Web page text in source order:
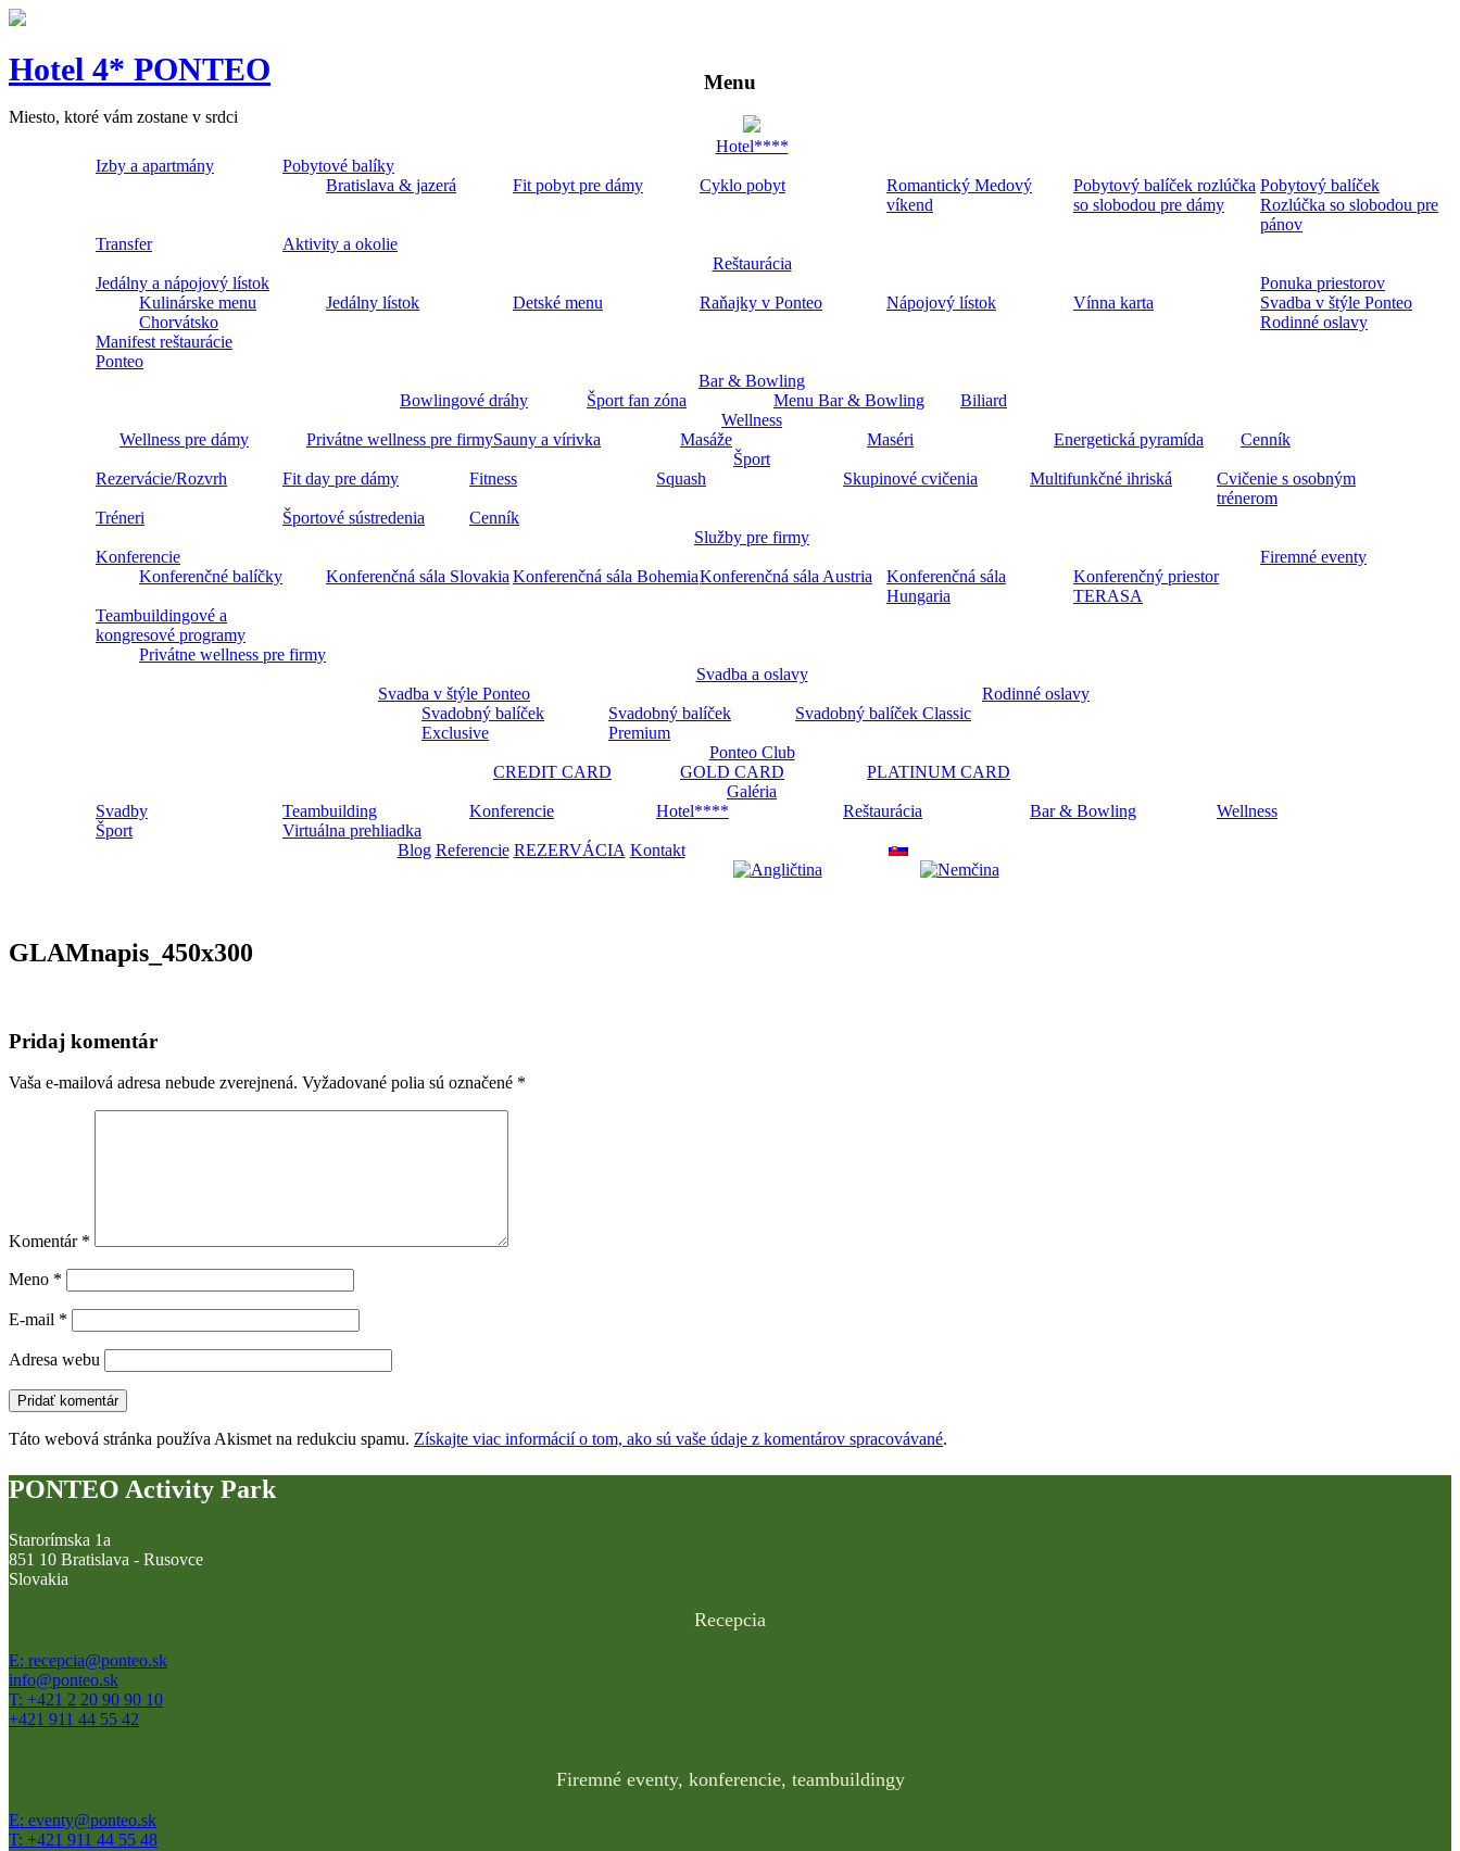
Hotel 4* PONTEO
Miesto, ktoré vám zostane v srdci
Menu
Hotel****
Izby a apartmány
Pobytové balíky
Bratislava & jazerá
Fit pobyt pre dámy Cyklo pobyt
Romantický Medový
víkend
Pobytový balíček rozlúčka
so slobodou pre dámy
Pobytový balíček
Rozlúčka so slobodou pre
pánov
Transfer
Aktivity a okolie
Reštaurácia
Jedálny a nápojový lístok
Kulinárske menu
Chorvátsko
Jedálny lístok Detské menu Raňajky v Ponteo Nápojový lístok Vínna karta
Ponuka priestorov
Svadba v štýle Ponteo
Rodinné oslavy
Manifest reštaurácie
Ponteo
Bar & Bowling
Bowlingové dráhy
Šport fan zóna Menu Bar & Bowling
Biliard
Wellness
Wellness pre dámy
Privátne wellness pre firmySauny a vírivka Masáže Maséri Energetická pyramída
Cenník
Šport
Rezervácie/Rozvrh
Fit day pre dámy Fitness Squash Skupinové cvičenia Multifunkčné ihriská
Cvičenie s osobným
trénerom
Tréneri
Športové sústredenia
Cenník
Služby pre firmy
Konferencie
Konferenčné balíčky
Konferenčná sála Slovakia Konferenčná sála BohemiaKonferenčná sála Austria
Konferenčná sála
Hungaria
Konferenčný priestor
TERASA
Firemné eventy
Teambuildingové a
kongresové programy
Privátne wellness pre firmy
Svadba a oslavy
Svadba v štýle Ponteo
Svadobný balíček
Exclusive
Svadobný balíček
Premium
Svadobný balíček Classic
Rodinné oslavy
Ponteo Club
CREDIT CARD
GOLD CARD
PLATINUM CARD
Galéria
Svadby
Teambuilding Konferencie Hotel**** Reštaurácia Bar & Bowling
Wellness
Šport
Virtuálna prehliadka
Blog Referencie REZERVÁCIA Kontakt
GLAMnapis_450x300
Pridaj komentár
Vaša e-mailová adresa nebude zverejnená. Vyžadované polia sú označené *
Komentár *
Meno *
E-mail *
Adresa webu
Táto webová stránka používa Akismet na redukciu spamu. Získajte viac informácií o tom, ako sú vaše údaje z komentárov spracovávané.
PONTEO Activity Park
Starorímska 1a
851 10 Bratislava - Rusovce
Slovakia
Recepcia
E: recepcia@ponteo.sk
info@ponteo.sk
T: +421 2 20 90 90 10
+421 911 44 55 42
Firemné eventy, konferencie, teambuildingy
E: eventy@ponteo.sk
T: +421 911 44 55 48